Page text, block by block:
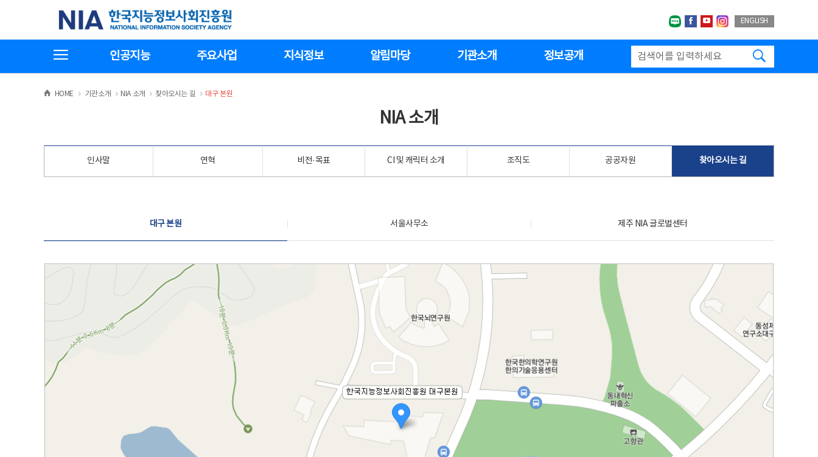
기
한국지능정보사회진흥원
네이버블로그
페이스북
유투브인스타그랩
ENGLISH
인공지능 주요사업 지식정보 알림마당 기관소개 정보공개
HOME >
기관소개 >NIA 소개 >
찾아오시는 길 >
대구 본원
NIA 소개
인사말 연혁 비전·목표 CI 및 캐릭터 소개 조직도 공공자원 찾아오시는 길
대구 본원 서울사무소 제주 NIA 글로벌센터